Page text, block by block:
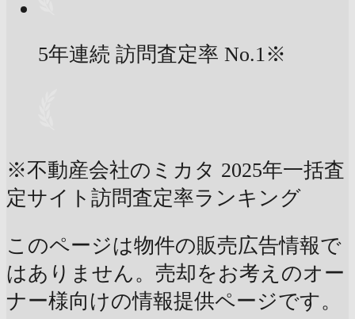
5年連続 訪問査定率 No.1※
※不動産会社のミカタ 2025年一括査
定サイト訪問査定率ランキング
このページは物件の販売広告情報で
はありません。売却をお考えのオー
ナー様向けの情報提供ページです。